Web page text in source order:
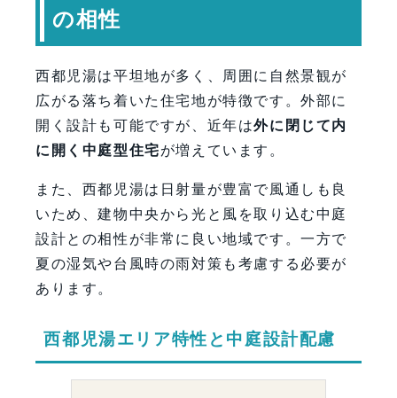
の相性
西都児湯は平坦地が多く、周囲に自然景観が
広がる落ち着いた住宅地が特徴です。外部に
開く設計も可能ですが、近年は外に閉じて内
に開く中庭型住宅が増えています。
また、西都児湯は日射量が豊富で風通しも良
いため、建物中央から光と風を取り込む中庭
設計との相性が非常に良い地域です。一方で
夏の湿気や台風時の雨対策も考慮する必要が
あります。
西都児湯エリア特性と中庭設計配慮